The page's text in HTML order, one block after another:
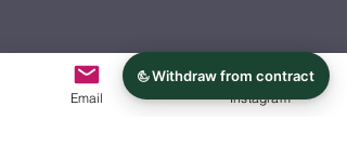
Email Instagram